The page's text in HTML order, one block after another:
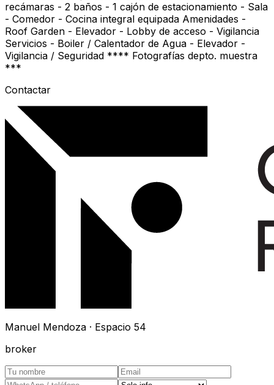
recámaras - 2 baños - 1 cajón de estacionamiento - Sala
- Comedor - Cocina integral equipada Amenidades -
Roof Garden - Elevador - Lobby de acceso - Vigilancia
Servicios - Boiler / Calentador de Agua - Elevador -
Vigilancia / Seguridad **** Fotografías depto. muestra
***
Contactar
Manuel Mendoza · Espacio 54
broker